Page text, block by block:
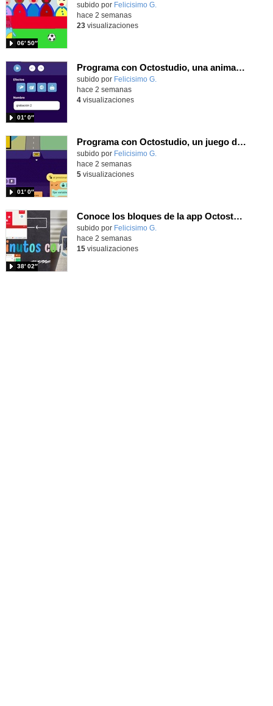
Contenido educativo.
subido por Felicisimo G.
06′ 50″
hace 2 semanas
23visualizaciones
Programa con Octostudio, una animación utilizando la cámara para una foto y audio y texto para comunicar.
Contenido educativo.
subido por Felicisimo G.
01′ 0″
hace 2 semanas
4visualizaciones
Programa con Octostudio, un juego de Educación Víal cruzando un paso de cebra.
Contenido educativo.
subido por Felicisimo G.
01′ 0″
hace 2 semanas
5visualizaciones
Conoce los bloques de la app Octostudio, gratuito, offline y para tu tablet y móvil - Contenido educativo
Contenido educativo.
subido por Felicisimo G.
38′ 02″
hace 2 semanas
15visualizaciones